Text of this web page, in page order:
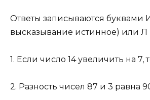
Ответы записываются буквами
высказывание истинное) или Л
1. Если число 14 увеличить на 7,
2. Разность чисел 87 и 3 равна